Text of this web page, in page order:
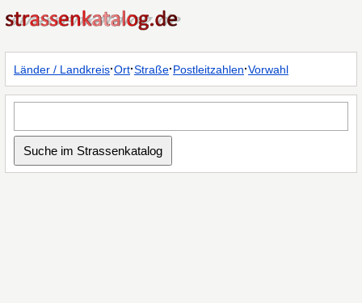
Länder / Landkreis·Ort·Straße·Postleitzahlen·Vorwahl